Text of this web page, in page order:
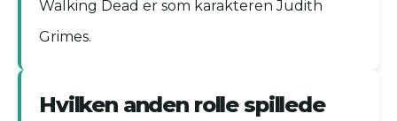
Walking Dead er som karakteren Judith
Grimes.
Hvilken anden rolle spillede